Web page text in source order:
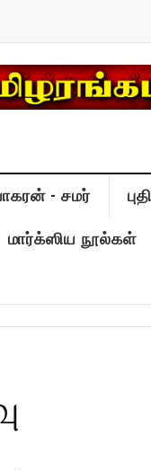
- சமர்
மார்க்ஸிய நூல்கள்